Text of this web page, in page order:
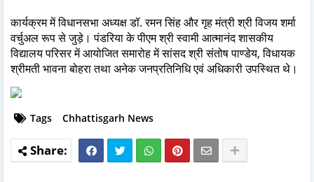
कार्यक्रम में विधानसभा अध्यक्ष डॉ. रमन सिंह और गृह मंत्री श्री विजय शर्मा
वर्चुअल रूप से जुड़े। पंडरिया के पीएम श्री स्वामी आत्मानंद शासकीय
विद्यालय परिसर में आयोजित समारोह में सांसद श्री संतोष पाण्डेय, विधायक
श्रीमती भावना बोहरा तथा अनेक जनप्रतिनिधि एवं अधिकारी उपस्थित थे।
Tags Chhattisgarh News